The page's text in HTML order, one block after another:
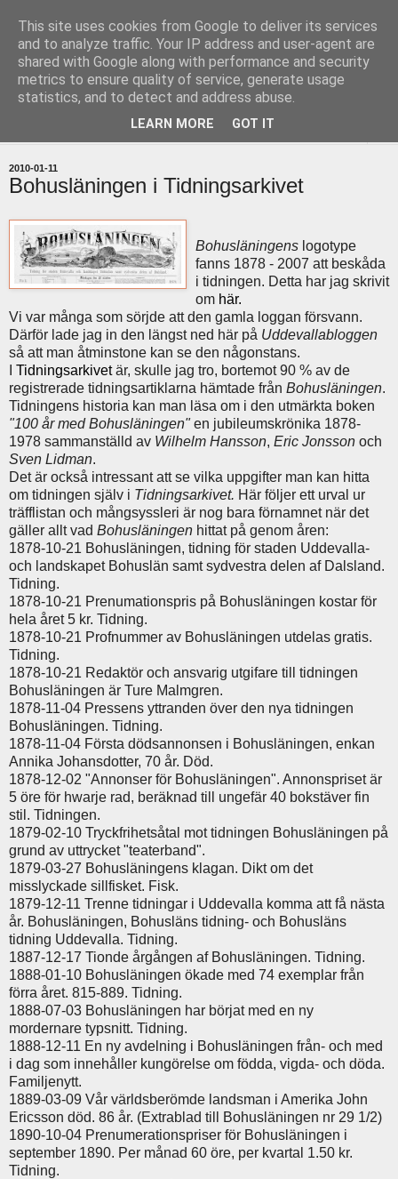
uddevallabloggen.se
med stort och smått från Uddevallas horisont
2010-01-11
Bohusläningen i Tidningsarkivet
Bohusläningens logotype
fanns 1878 - 2007 att beskåda
i tidningen. Detta har jag skrivit
om här.
Vi var många som sörjde att den gamla loggan försvann.
Därför lade jag in den längst ned här på Uddevallabloggen
så att man åtminstone kan se den någonstans.
Tidningsarkivetär, skulle jag tro, bortemot 90 % av de
registrerade tidningsartiklarna hämtade från Bohusläningen.
Tidningens historia kan man läsa om i den utmärkta boken
"100 år med Bohusläningen"en jubileumskrönika 1878-
1978 sammanställd av Wilhelm Hansson, Eric Jonsson och
Sven Lidman.
Det är också intressant att se vilka uppgifter man kan hitta
om tidningen själv i Tidningsarkivet. Här följer ett urval ur
träfflistan och mångsyssleri är nog bara förnamnet när det
gäller allt vad Bohusläningen hittat på genom åren:
1878-10-21 Bohusläningen, tidning för staden Uddevalla-
och landskapet Bohuslän samt sydvestra delen af Dalsland.
Tidning.
1878-10-21 Prenumationspris på Bohusläningen kostar för
hela året 5 kr. Tidning.
1878-10-21 Profnummer av Bohusläningen utdelas gratis.
Tidning.
1878-10-21 Redaktör och ansvarig utgifare till tidningen
Bohusläningen är Ture Malmgren.
1878-11-04 Pressens yttranden över den nya tidningen
Bohusläningen. Tidning.
1878-11-04 Första dödsannonsen i Bohusläningen, enkan
Annika Johansdotter, 70 år. Död.
1878-12-02 "Annonser för Bohusläningen". Annonspriset är
5 öre för hwarje rad, beräknad till ungefär 40 bokstäver fin
stil. Tidningen.
1879-02-10 Tryckfrihetsåtal mot tidningen Bohusläningen på
grund av uttrycket "teaterband".
1879-03-27 Bohusläningens klagan. Dikt om det
misslyckade sillfisket. Fisk.
1879-12-11 Trenne tidningar i Uddevalla komma att få nästa
år. Bohusläningen, Bohusläns tidning- och Bohusläns
tidning Uddevalla. Tidning.
1887-12-17 Tionde årgången af Bohusläningen. Tidning.
1888-01-10 Bohusläningen ökade med 74 exemplar från
förra året. 815-889. Tidning.
1888-07-03 Bohusläningen har börjat med en ny
mordernare typsnitt. Tidning.
1888-12-11 En ny avdelning i Bohusläningen från- och med
i dag som innehåller kungörelse om födda, vigda- och döda.
Familjenytt.
1889-03-09 Vår världsberömde landsman i Amerika John
Ericsson död. 86 år. (Extrablad till Bohusläningen nr 29 1/2)
1890-10-04 Prenumerationspriser för Bohusläningen i
september 1890. Per månad 60 öre, per kvartal 1.50 kr.
Tidning.
This site uses cookies from Google to deliver its services
and to analyze traffic. Your IP address and user-agent are
shared with Google along with performance and security
metrics to ensure quality of service, generate usage
statistics, and to detect and address abuse.
LEARN MORE GOT IT